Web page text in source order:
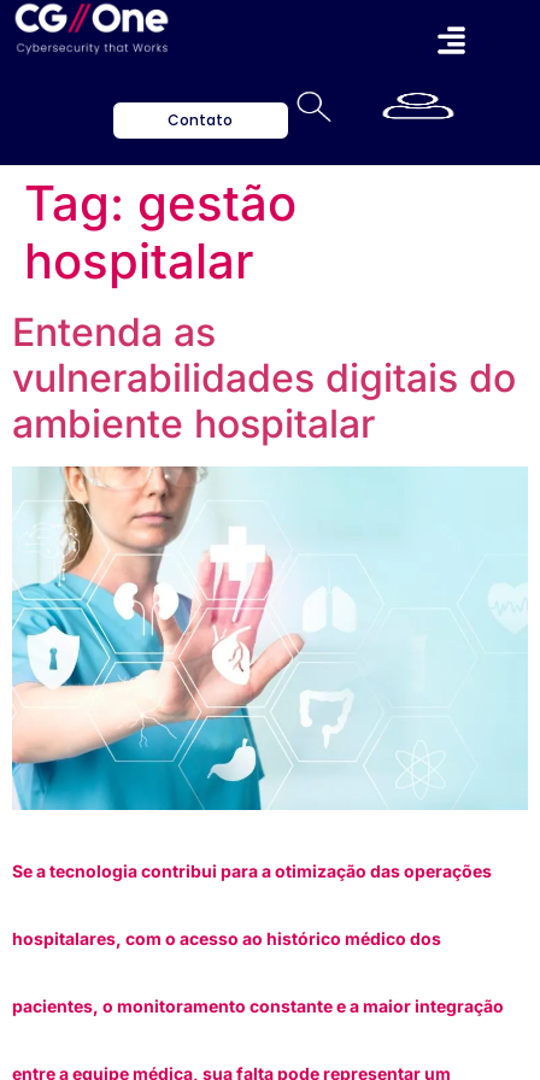
Contato
Tag: gestão
hospitalar
Entenda as
vulnerabilidades digitais do
ambiente hospitalar
Se a tecnologia contribui para a otimização das operações
hospitalares, com o acesso ao histórico médico dos
pacientes, o monitoramento constante e a maior integração
entre a equipe médica, sua falta pode representar um